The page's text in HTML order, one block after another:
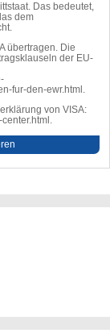
Das bedeutet,
dem
übertragen. Die
der EU-
fur-den-ewr.html .
von VISA:
.